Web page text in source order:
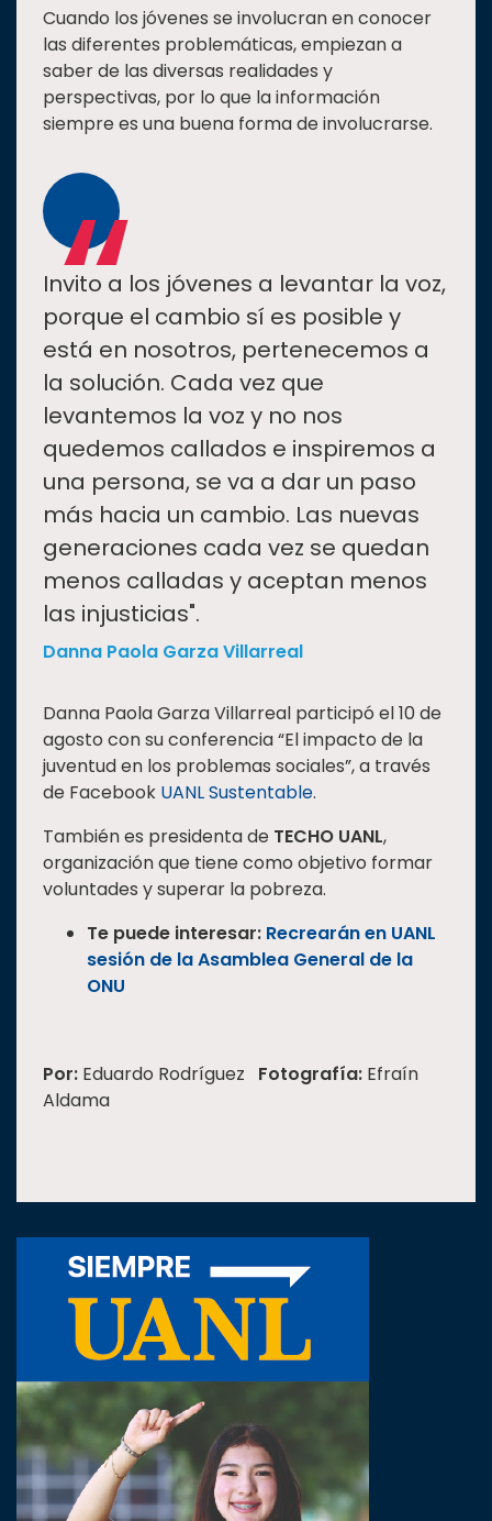
Cuando los jóvenes se involucran en conocer
las diferentes problemáticas, empiezan a
saber de las diversas realidades y
perspectivas, por lo que la información
siempre es una buena forma de involucrarse.
“
Invito a los jóvenes a levantar la voz,
porque el cambio sí es posible y
está en nosotros, pertenecemos a
la solución. Cada vez que
levantemos la voz y no nos
quedemos callados e inspiremos a
una persona, se va a dar un paso
más hacia un cambio. Las nuevas
generaciones cada vez se quedan
menos calladas y aceptan menos
las injusticias".
Danna Paola Garza Villarreal
Danna Paola Garza Villarreal participó el 10 de
agosto con su conferencia “El impacto de la
juventud en los problemas sociales”, a través
de Facebook UANL Sustentable.
También es presidenta de TECHO UANL,
organización que tiene como objetivo formar
voluntades y superar la pobreza.
Te puede interesar: Recrearán en UANL
sesión de la Asamblea General de la
ONU
Por: Eduardo Rodríguez Fotografía: Efraín
Aldama